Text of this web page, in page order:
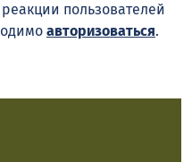
пользователей
авторизоваться.